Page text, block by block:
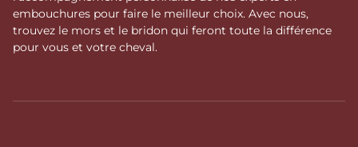
embouchures pour faire le meilleur choix. Avec nous,
trouvez le mors et le bridon qui feront toute la différence
pour vous et votre cheval.